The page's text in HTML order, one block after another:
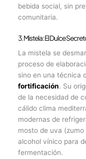
bebida social, sin
comunitaria.
3. Mistela: El Dulce
La mistela se
proceso de
sino en una técnica
fortificación. Su
de la necesidad de
cálido clima
modernas de
mosto de uva
alcohol vínico para
fermentación.